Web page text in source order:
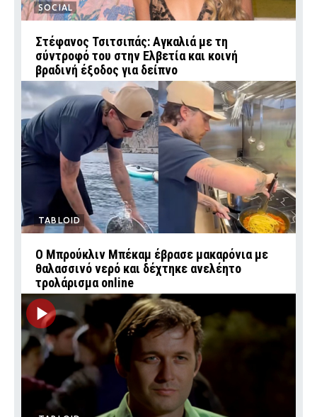
SOCIAL
Στέφανος Τσιτσιπάς: Αγκαλιά με τη
σύντροφό του στην Ελβετία και κοινή
βραδινή έξοδος για δείπνο
TABLOID
Ο Μπρούκλιν Μπέκαμ έβρασε μακαρόνια με
θαλασσινό νερό και δέχτηκε ανελέητο
τρολάρισμα online